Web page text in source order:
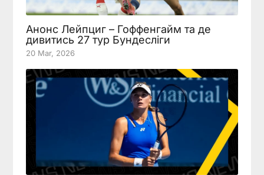
Анонс Лейпциг – Гоффенгайм та де
дивитись 27 тур Бундесліги
20 Mar, 2026